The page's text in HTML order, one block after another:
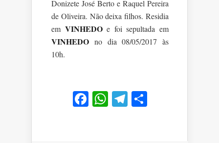
Donizete José Berto e Raquel Pereira
de Oliveira. Não deixa filhos. Residia
em VINHEDOe foi sepultada em
VINHEDO no dia 08/05/2017 às
10h.
Facebook
WhatsApp
Telegram